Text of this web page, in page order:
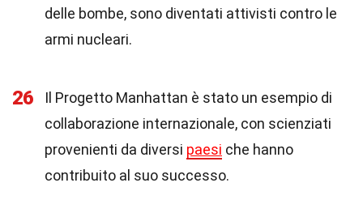
delle bombe, sono diventati attivisti contro le
armi nucleari.
26
Il Progetto Manhattan è stato un esempio di
collaborazione internazionale, con scienziati
provenienti da diversi paesi che hanno
contribuito al suo successo.